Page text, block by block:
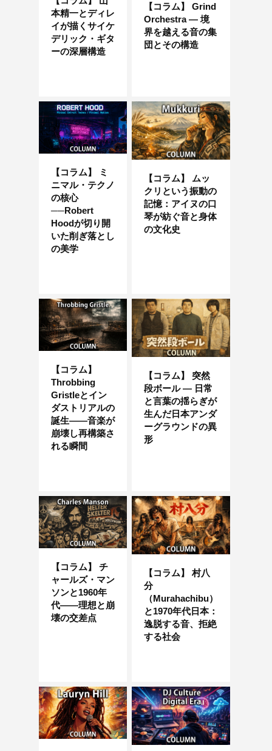
本精一とディレ
イが描くサイケ
デリック・ギタ
ーの深層構造
【コラム】 Grind
Orchestra — 境
界を越える音の集
団とその構造
【コラム】 ミ
ニマル・テクノ
の核心
──Robert
Hoodが切り開
いた削ぎ落とし
の美学
【コラム】 ムッ
クリという振動の
記憶：アイヌの口
琴が紡ぐ音と身体
の文化史
【コラム】
Throbbing
Gristleとイン
ダストリアルの
誕生——音楽が
崩壊し再構築さ
れる瞬間
【コラム】 突然
段ボール — 日常
と言葉の揺らぎが
生んだ日本アンダ
ーグラウンドの異
形
【コラム】 チ
ャールズ・マン
ソンと1960年
代――理想と崩
壊の交差点
【コラム】 村八
分
（Murahachibu）
と1970年代日本：
逸脱する音、拒絶
する社会